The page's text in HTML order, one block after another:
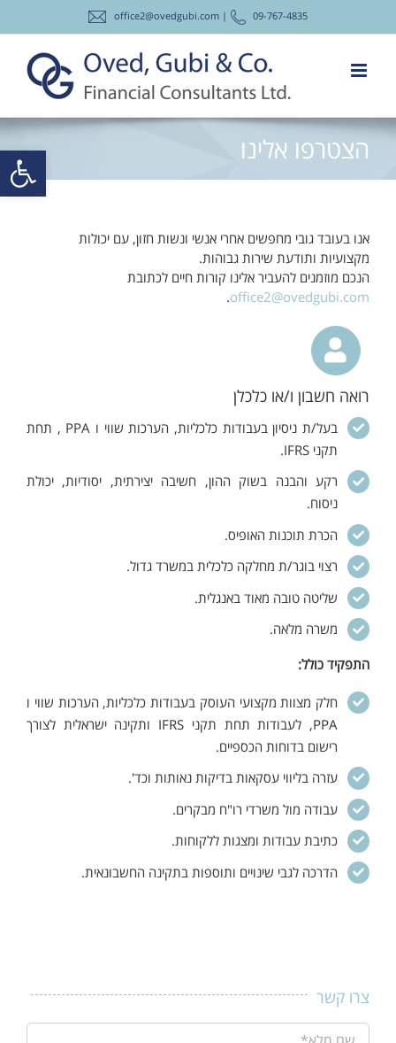
פתח
office2@ovedgubi.com | 09-767-4835
הצטרפו אלינו
אנו בעובד גובי מחפשים אחרי אנשי ונשות חזון, עם יכולות
מקצועיות ותודעת שירות גבוהות.
הנכם מוזמנים להעביר אלינו קורות חיים לכתובת
office2@ovedgubi.com
.
רואה חשבון ו/או כלכלן
בעל/ת ניסיון בעבודות כלכליות, הערכות שווי ו PPA , תחת
תקני IFRS.
רקע והבנה בשוק ההון, חשיבה יצירתית, יסודיות, יכולת
ניסוח.
הכרת תוכנות האופיס.
רצוי בוגר/ת מחלקה כלכלית במשרד גדול.
שליטה טובה מאוד באנגלית.
משרה מלאה.
התפקיד כולל:
חלק מצוות מקצועי העוסק בעבודות כלכליות, הערכות שווי ו
PPA, לעבודות תחת תקני IFRS ותקינה ישראלית לצורך
רישום בדוחות הכספיים.
עזרה בליווי עסקאות בדיקות נאותות וכד'.
עבודה מול משרדי רו"ח מבקרים.
כתיבת עבודות ומצגות ללקוחות.
הדרכה לגבי שינויים ותוספות בתקינה החשבונאית.
צרו קשר